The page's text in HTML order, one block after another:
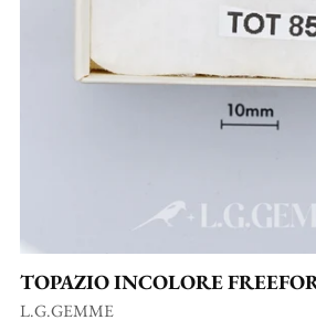
TOPAZIO INCOLORE
L.G.GEMME